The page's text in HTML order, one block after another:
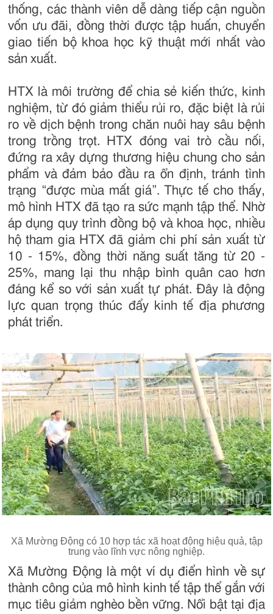
thống, các thành viên dễ dàng tiếp cận nguồn
vốn ưu đãi, đồng thời được tập huấn, chuyển
giao tiến bộ khoa học kỹ thuật mới nhất vào
sản xuất.
HTX là môi trường để chia sẻ kiến thức, kinh
nghiệm, từ đó giảm thiểu rủi ro, đặc biệt là rủi
ro về dịch bệnh trong chăn nuôi hay sâu bệnh
trong trồng trọt. HTX đóng vai trò cầu nối,
đứng ra xây dựng thương hiệu chung cho sản
phẩm và đảm bảo đầu ra ổn định, tránh tình
trạng “được mùa mất giá”. Thực tế cho thấy,
mô hình HTX đã tạo ra sức mạnh tập thể. Nhờ
áp dụng quy trình đồng bộ và khoa học, nhiều
hộ tham gia HTX đã giảm chi phí sản xuất từ
10 - 15%, đồng thời năng suất tăng từ 20 -
25%, mang lại thu nhập bình quân cao hơn
đáng kể so với sản xuất tự phát. Đây là động
lực quan trọng thúc đẩy kinh tế địa phương
phát triển.
Xã Mường Động có 10 hợp tác xã hoạt động hiệu quả, tập
trung vào lĩnh vực nông nghiệp.
Xã Mường Động là một ví dụ điển hình về sự
thành công của mô hình kinh tế tập thể gắn với
mục tiêu giảm nghèo bền vững. Nổi bật tại địa